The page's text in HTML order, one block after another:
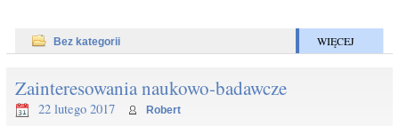
Bez kategorii WIĘCEJ
Zainteresowania naukowo-badawcze
22 lutego 2017 Robert